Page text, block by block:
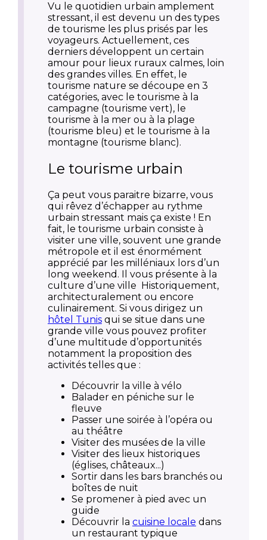
Vu le quotidien urbain amplement
stressant, il est devenu un des types
de tourisme les plus prisés par les
voyageurs. Actuellement, ces
derniers développent un certain
amour pour lieux ruraux calmes, loin
des grandes villes. En effet, le
tourisme nature se découpe en 3
catégories, avec le tourisme à la
campagne (tourisme vert), le
tourisme à la mer ou à la plage
(tourisme bleu) et le tourisme à la
montagne (tourisme blanc).
Le tourisme urbain
Ça peut vous paraitre bizarre, vous
qui rêvez d’échapper au rythme
urbain stressant mais ça existe ! En
fait, le tourisme urbain consiste à
visiter une ville, souvent une grande
métropole et il est énormément
apprécié par les milléniaux lors d’un
long weekend. Il vous présente à la
culture d’une ville Historiquement,
architecturalement ou encore
culinairement. Si vous dirigez un
hôtel Tunis qui se situe dans une
grande ville vous pouvez profiter
d’une multitude d’opportunités
notamment la proposition des
activités telles que :
Découvrir la ville à vélo
Balader en péniche sur le
fleuve
Passer une soirée à l’opéra ou
au théâtre
Visiter des musées de la ville
Visiter des lieux historiques
(églises, châteaux...)
Sortir dans les bars branchés ou
boîtes de nuit
Se promener à pied avec un
guide
Découvrir la cuisine locale dans
un restaurant typique